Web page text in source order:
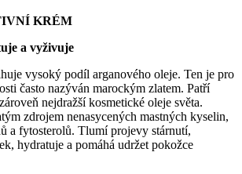
KRÉM
a vyživuje
vysoký podíl arganového oleje. Ten je pro
často nazýván marockým zlatem. Patří
nejdražší kosmetické oleje světa.
zdrojem nenasycených mastných kyselin,
a fytosterolů. Tlumí projevy stárnutí,
hydratuje a pomáhá udržet pokožce